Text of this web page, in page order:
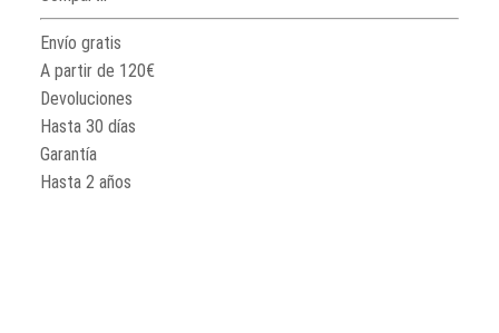
Envío gratis
A partir de 120€
Devoluciones
Hasta 30 días
Garantía
Hasta 2 años